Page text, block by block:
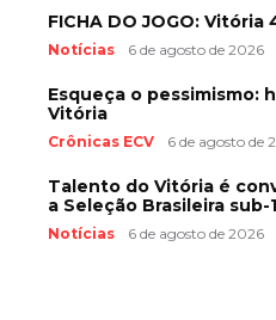
FICHA DO JOGO:
Notícias 6 de agosto de 2026
Esqueça o pessimismo:
Vitória
Crônicas ECV 6 de agosto de
Talento do Vitória é
a Seleção Brasileira sub-
Notícias 6 de agosto de 2026